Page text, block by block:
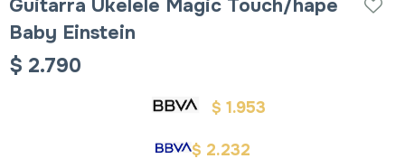
Guitarra Ukelele Magic Touch/hape
Baby Einstein
$ 2.790
$ 1.953
$ 2.232